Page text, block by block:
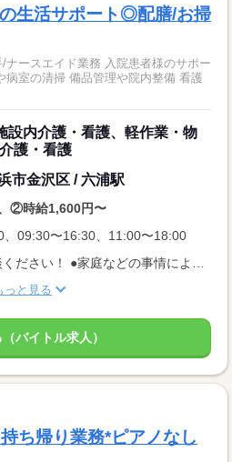
生活サポート◎配膳/お掃
/ナースエイド業務 入院患者様のサポー
病室の清掃 備品管理や院内整備 看護
内介護・看護、軽作業・物
護・看護
市金沢区 / 六浦駅
②時給1,600円〜
09:30〜16:30、11:00〜18:00
っと見る
バイトル求人）
ち帰り業務*ピアノなし